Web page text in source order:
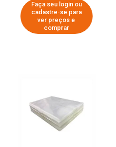
Faça seu login ou
cadastre-se para
ver preços e
comprar